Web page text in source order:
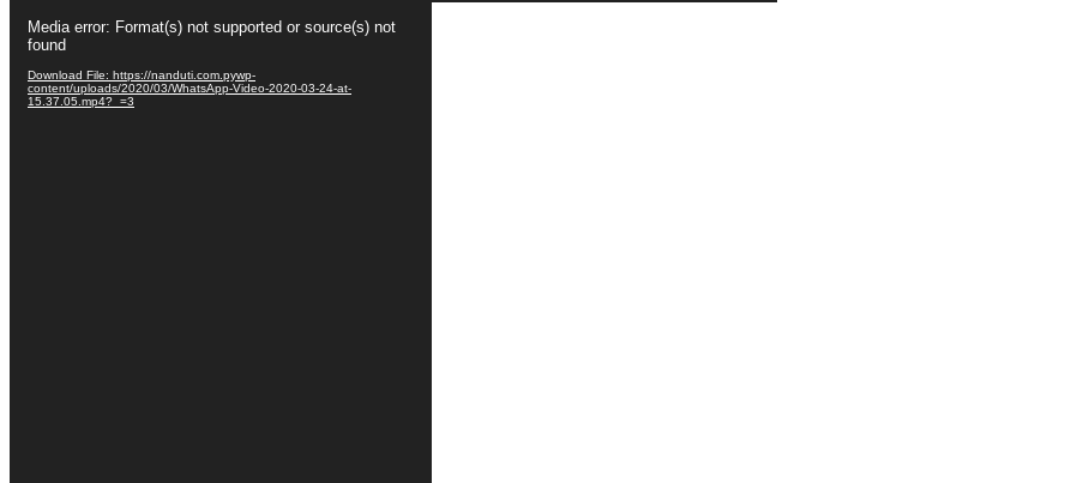
Player
Media error: Format(s) not supported or source(s) not
found
Download File: https://nanduti.com.pywp-
content/uploads/2020/03/WhatsApp-Video-2020-03-24-at-
15.37.05.mp4?_=3